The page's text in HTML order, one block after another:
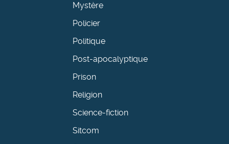
Mystère
Policier
Politique
Post-apocalyptique
Prison
Religion
Science-fiction
Sitcom